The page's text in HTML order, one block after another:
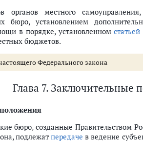
органов местного
бюро, установлением
в порядке, установленномстатьей
бюджетов.
Федерального закона
Глава 7. Заключительные
бюро, созданные Правительством
подлежатпередаче в ведение